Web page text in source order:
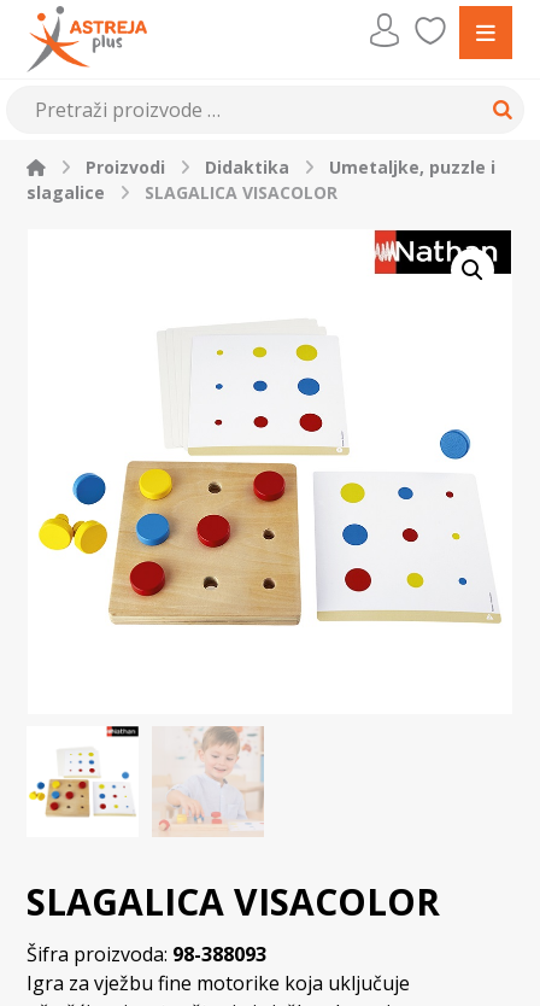
Proizvodi Didaktika
Umetaljke, puzzle i
slagalice
SLAGALICA VISACOLOR
SLAGALICA VISACOLOR
Šifra proizvoda: 98-388093
Igra za vježbu fine motorike koja uključuje